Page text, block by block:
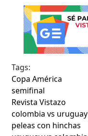
Tags:
Copa América
semifinal
Revista Vistazo
colombia vs uruguay
peleas con hinchas